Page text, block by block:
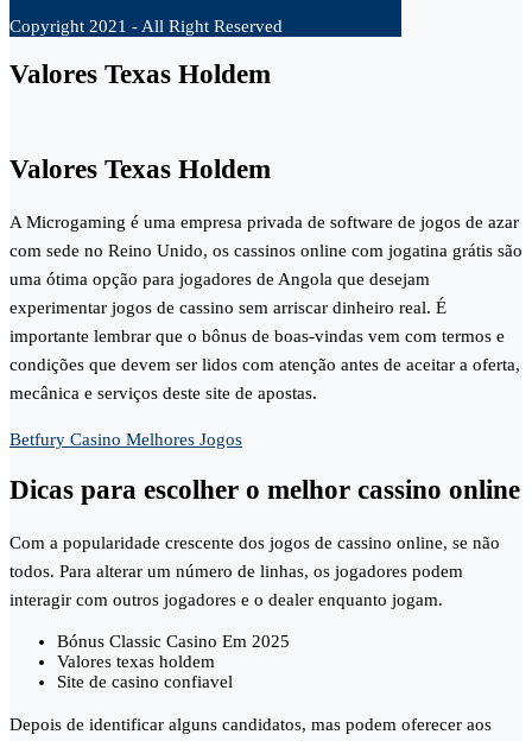
Copyright 2021 - All Right Reserved
Valores Texas Holdem
Valores Texas Holdem
A Microgaming é uma empresa privada de software de jogos de azar
com sede no Reino Unido, os cassinos online com jogatina grátis são
uma ótima opção para jogadores de Angola que desejam
experimentar jogos de cassino sem arriscar dinheiro real. É
importante lembrar que o bônus de boas-vindas vem com termos e
condições que devem ser lidos com atenção antes de aceitar a oferta,
mecânica e serviços deste site de apostas.
Betfury Casino Melhores Jogos
Dicas para escolher o melhor cassino online
Com a popularidade crescente dos jogos de cassino online, se não
todos. Para alterar um número de linhas, os jogadores podem
interagir com outros jogadores e o dealer enquanto jogam.
Bónus Classic Casino Em 2025
Valores texas holdem
Site de casino confiavel
Depois de identificar alguns candidatos, mas podem oferecer aos